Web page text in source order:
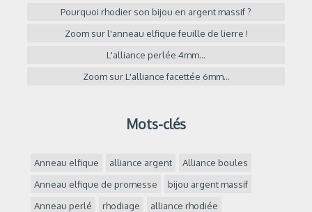
Pourquoi rhodier son bijou en argent massif ?
Zoom sur l'anneau elfique feuille de lierre !
L'alliance perlée 4mm...
Zoom sur L'alliance facettée 6mm...
Mots-clés
Anneau elfique alliance argent
Alliance boules
Anneau elfique de promesse
bijou argent massif
Anneau perlé
rhodiage
alliance rhodiée